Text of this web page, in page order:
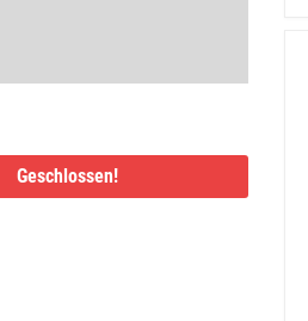
Geschlossen!